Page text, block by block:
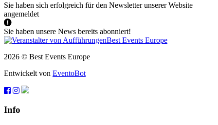
Sie haben sich erfolgreich für den Newsletter unserer Website
angemeldet
Sie haben unsere News bereits abonniert!
2026 © Best Events Europe
Entwickelt von EventoBot
Info